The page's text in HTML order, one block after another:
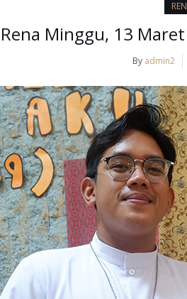
Rena Minggu, 13
By admin2